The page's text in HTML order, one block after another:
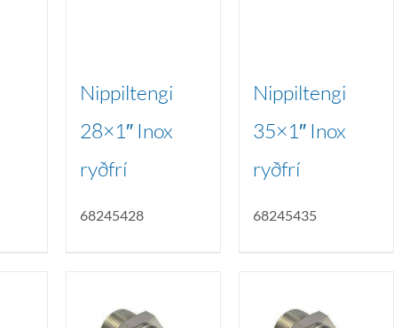
Nippiltengi
28×1″ Inox
ryðfrí
68245428
Nippiltengi
35×1″ Inox
ryðfrí
68245435